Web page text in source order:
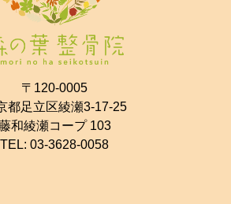
〒120-0005
都足立区綾瀬3-17-25
和綾瀬コープ 103
TEL: 03-3628-0058